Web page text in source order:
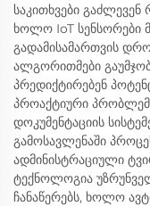
საკითხვები
ხოლო IoT სენსორები
გადამისამართვის
ალგორითმები
პრედიქტირებენ
პროაქტიური
დოკუმენტაციის
გამოსავლენაში
ადმინისტრაციული
ტექნოლოგია
ჩანაწერებს, ხოლო